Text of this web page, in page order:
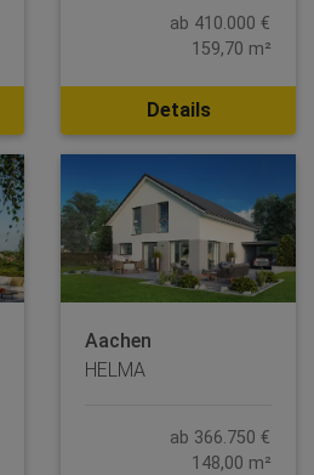
ab 410.000 €
159,70 m²
Details
Aachen
HELMA
ab 366.750 €
148,00 m²